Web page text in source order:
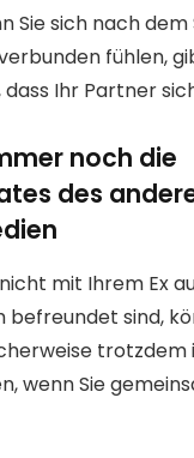
Sie sich nach
fühlen,
Ihr Partner
noch die
des
mit Ihrem Ex
sind,
trotzdem
wenn Sie